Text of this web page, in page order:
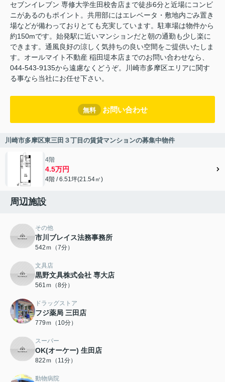
セブンイレブン 専修大学生田校舎店まで徒歩6分と近場にコンビ
ニがあるのもポイント。共用部にはエレベータ・敷地内ごみ置き
場などが備わっておりとても充実しています。駐車場は物件から
約150mです。始発駅に近いマンションだと朝の通勤も少し楽に
できます。通風良好の涼しく気持ちの良い空間をご提供いたしま
す。オールマイト不動産 稲田堤本店までのお問い合わせなら、
044-543-9135から遠慮なくどうぞ。川崎市多摩区エリアに関す
る事なら当社にお任せ下さい。
無料 お問い合わせ
川崎市多摩区東三田３丁目の賃貸マンションの募集中物件
4階
4.5万円
4階 / 6.51坪(21.54㎡)
周辺施設
その他
市川ブレイス法務事務所
542ｍ（7分）
文具店
黒野文具株式会社 専大店
561ｍ（8分）
ドラッグストア
フジ薬局 三田店
779ｍ（10分）
スーパー
OK(オーケー) 生田店
822ｍ（11分）
動物病院